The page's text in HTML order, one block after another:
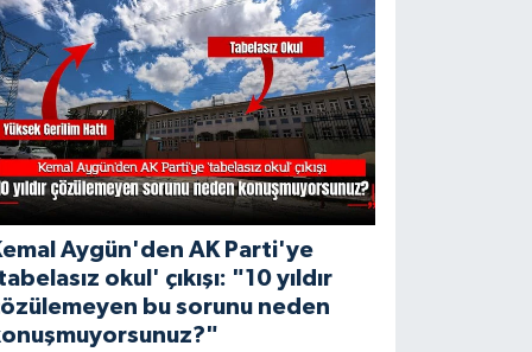
Aygün'den AK Parti'ye
okul' çıkışı: "10 yıldır
bu sorunu neden